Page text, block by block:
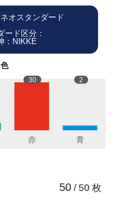
オスタンダード
ード区分：
：NIKKE
色
30 2
50/ 50 枚